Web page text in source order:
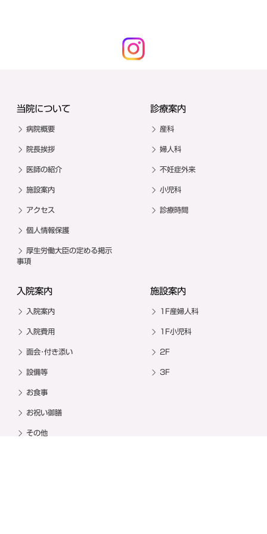
当院について
病院概要
院長挨拶
医師の紹介
施設案内
アクセス
個人情報保護
厚生労働大臣の定める掲示
事項
診療案内
産科
婦人科
不妊症外来
小児科
診療時間
入院案内
入院案内
入院費用
面会･付き添い
設備等
お食事
お祝い御膳
その他
施設案内
1F産婦人科
1F小児科
2F
3F